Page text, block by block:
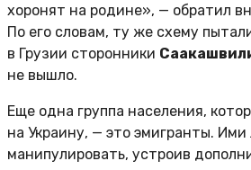
хоронят на родине», — обратил
По его словам, ту же схему
в Грузии сторонники
не вышло.
Еще одна группа населения,
на Украину, — это эмигранты. Ими
манипулировать, устроив